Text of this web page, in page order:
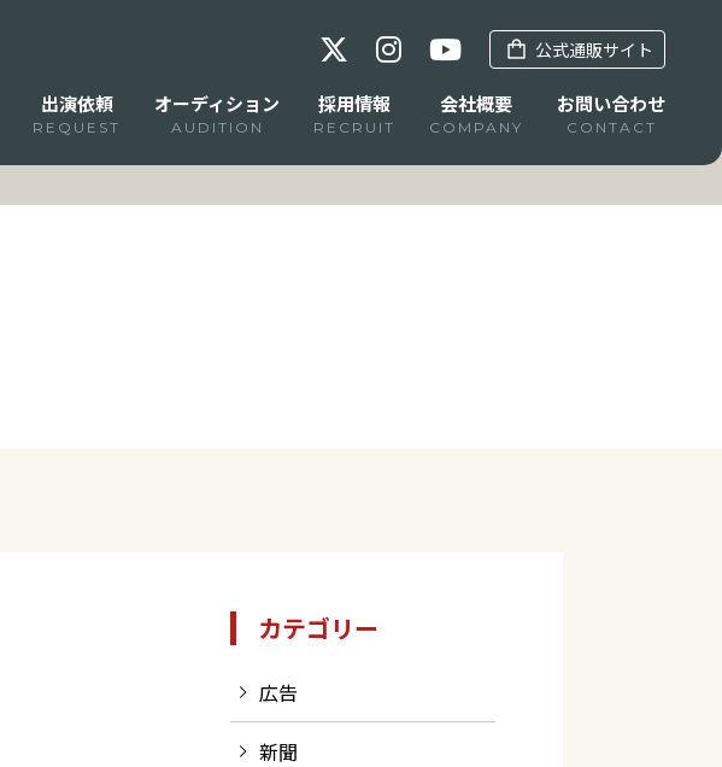
公式通販サイト
出演依頼
REQUEST
オーディション
AUDITION
採用情報
RECRUIT
会社概要
COMPANY
お問い合わせ
CONTACT
カテゴリー
広告
新聞